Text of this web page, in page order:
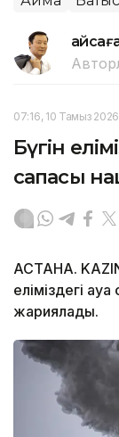
07:16, 10 Тамыз 2026
Бүгін
сапасы
АСТАНА.
еліміздегі
жариялады.